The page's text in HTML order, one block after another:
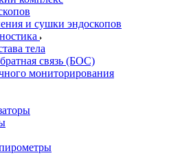
и сушки эндоскопов
тела
связь (БОС)
мониторирования